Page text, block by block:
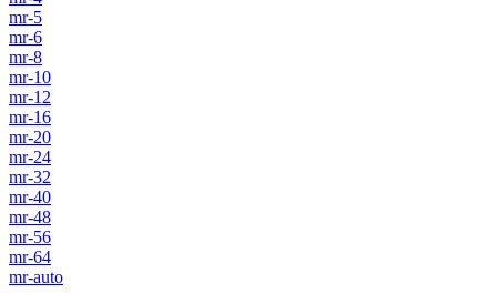
mr-5
mr-6
mr-8
mr-10
mr-12
mr-16
mr-20
mr-24
mr-32
mr-40
mr-48
mr-56
mr-64
mr-auto